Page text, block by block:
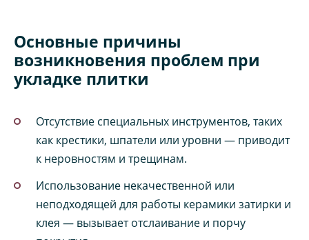
Основные причины
возникновения проблем при
укладке плитки
Отсутствие специальных инструментов, таких
как крестики, шпатели или уровни — приводит
к неровностям и трещинам.
Использование некачественной или
неподходящей для работы керамики затирки и
клея — вызывает отслаивание и порчу